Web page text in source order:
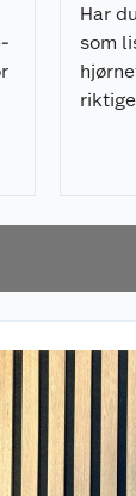
Har
som